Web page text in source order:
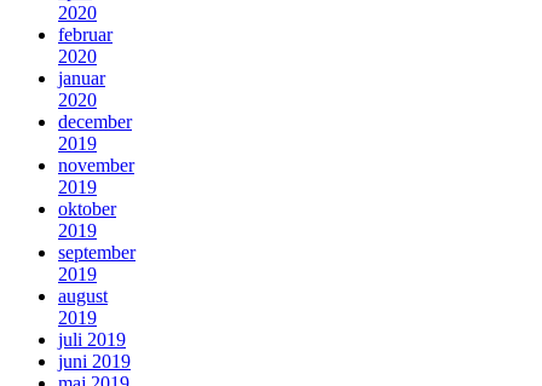
2020
februar
2020
januar
2020
december
2019
november
2019
oktober
2019
september
2019
august
2019
juli 2019
juni 2019